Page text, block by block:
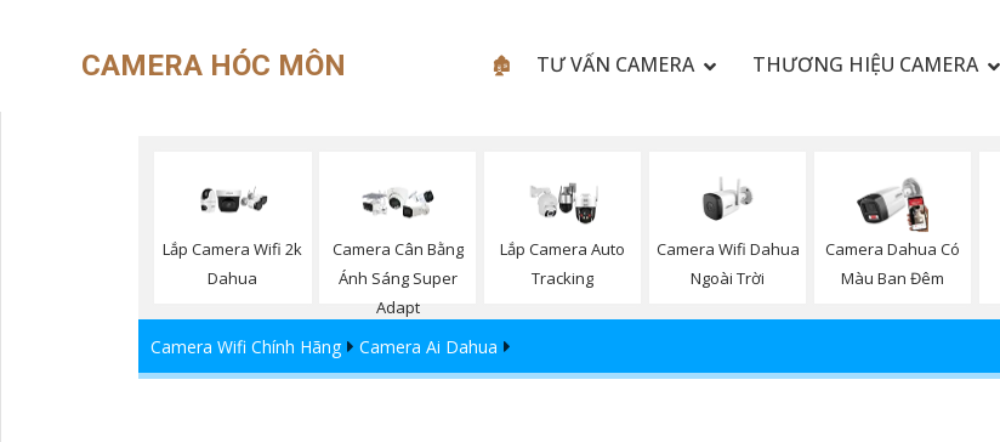
CAMERA HÓC MÔN 🏚 TƯ VẤN CAMERA THƯƠNG HIỆU CAMERA
Lắp Camera Wifi 2k
Dahua
Camera Cân Bằng
Ánh Sáng Super
Adapt
Lắp Camera Auto
Tracking
Camera Wifi Dahua
Ngoài Trời
Camera Dahua Có
Màu Ban Đêm
Camera Wifi Chính Hãng Camera Ai Dahua